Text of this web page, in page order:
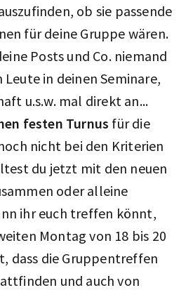
ob sie passende
für deine Gruppe wären.
Posts und Co. niemand
in deinen Seminare,
u.s.w. mal direkt an...
festen Turnus für die
nicht bei den Kriterien
du jetzt mit den neuen
oder alleine
ihr euch treffen könnt,
Montag von 18 bis 20
dass die Gruppentreffen
und auch von